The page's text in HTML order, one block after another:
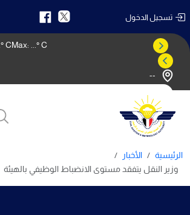
تسجيل الدخول
--
Max: ° C
° C
الرئيسية
الأخبار
وزير النقل يتفقد مستوى الانضباط الوظيفي بالهيئة